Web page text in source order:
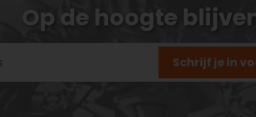
Op de hoogte
Schrijf je in